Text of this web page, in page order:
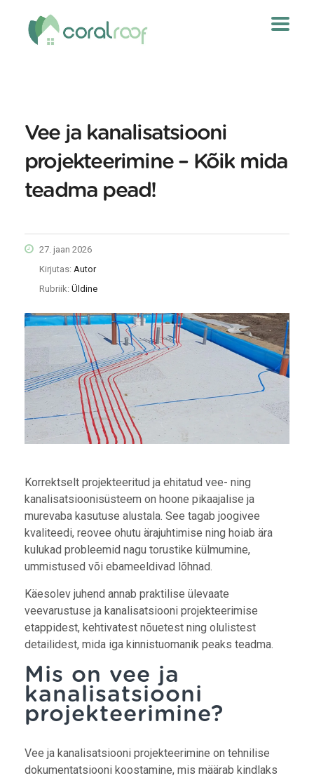
Vee ja kanalisatsiooni
projekteerimine – Kõik mida
teadma pead!
27. jaan 2026
Kirjutas: Autor
Rubriik: Üldine
Korrektselt projekteeritud ja ehitatud vee- ning
kanalisatsioonisüsteem on hoone pikaajalise ja
murevaba kasutuse alustala. See tagab joogivee
kvaliteedi, reovee ohutu ärajuhtimise ning hoiab ära
kulukad probleemid nagu torustike külmumine,
ummistused või ebameeldivad lõhnad.
Käesolev juhend annab praktilise ülevaate
veevarustuse ja kanalisatsiooni projekteerimise
etappidest, kehtivatest nõuetest ning olulistest
detailidest, mida iga kinnistuomanik peaks teadma.
Mis on vee ja
kanalisatsiooni
projekteerimine?
Vee ja kanalisatsiooni projekteerimine on tehnilise
dokumentatsiooni koostamine, mis määrab kindlaks